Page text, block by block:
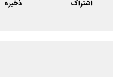
اشتراک ذخیره